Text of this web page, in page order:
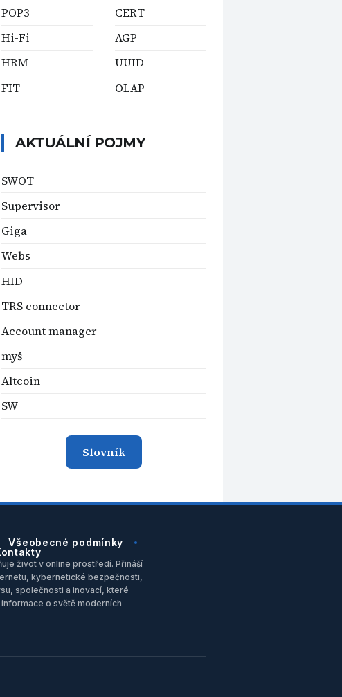
POP3
Hi-Fi
HRM
FIT
CERT
AGP
UUID
OLAP
AKTUÁLNÍ POJMY
SWOT
Supervisor
Giga
Webs
HID
TRS connector
Account manager
myš
Altcoin
SW
Slovník
Všeobecné podmínky
život v online prostředí. Přináší
kybernetické bezpečnosti,
společnosti a inovací, které
o světě moderních